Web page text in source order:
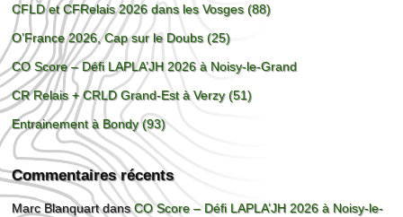
CFLD et CFRelais 2026 dans les Vosges (88)
O’France 2026, Cap sur le Doubs (25)
CO Score – Défi LAPLA’JH 2026 à Noisy-le-Grand
CR Relais + CRLD Grand-Est à Verzy (51)
Entrainement à Bondy (93)
Commentaires récents
Marc BlanquartdansCO Score – Défi LAPLA’JH 2026 à Noisy-le-